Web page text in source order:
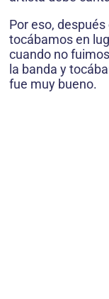
Por eso,
tocábamos en
cuando no
la banda y
fue muy bueno.